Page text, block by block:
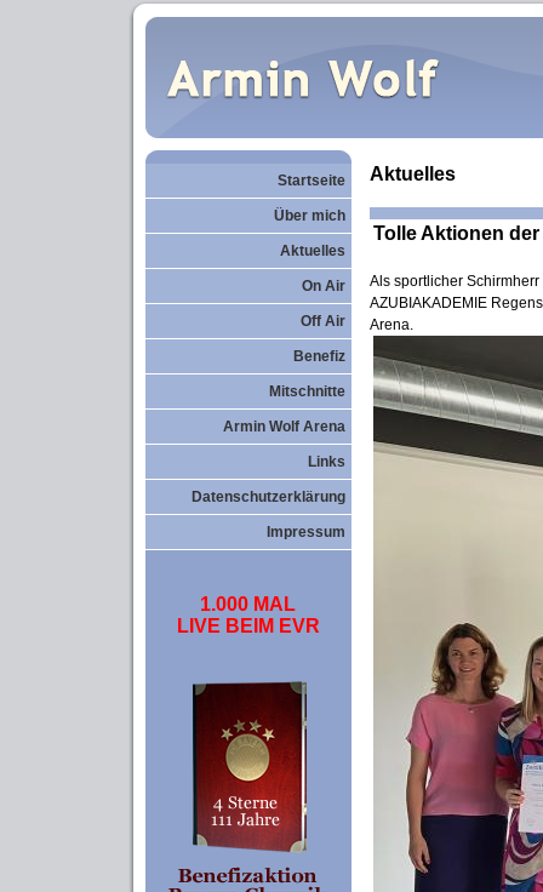
Startseite
Über mich
Aktuelles
On Air
Off Air
Benefiz
Mitschnitte
Armin Wolf Arena
Links
Datenschutzerklärung
Impressum
1.000 MAL
LIVE BEIM EVR
Aktuelles
Tolle Aktionen
Als sportlicher
AZUBIAKADEMIE
Arena.